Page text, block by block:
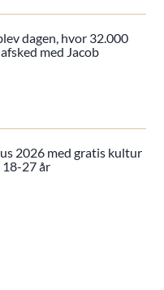
dagen, hvor 32.000
med Jacob
2026 med gratis kultur
18-27 år